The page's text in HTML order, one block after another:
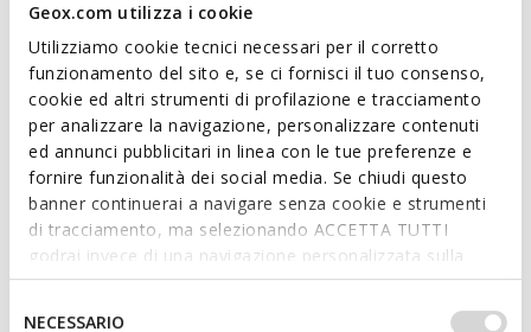
Geox.com utilizza i cookie
Utilizziamo cookie tecnici necessari per il corretto
funzionamento del sito e, se ci fornisci il tuo consenso,
cookie ed altri strumenti di profilazione e tracciamento
per analizzare la navigazione, personalizzare contenuti
ed annunci pubblicitari in linea con le tue preferenze e
fornire funzionalità dei social media. Se chiudi questo
banner continuerai a navigare senza cookie e strumenti
di tracciamento, ma selezionando ACCETTA TUTTI
godrai invece di una navigazione personalizzata sulla
base dei tuoi gusti ed interessi. Selezionando
IMPOSTAZIONI potrai anche scegliere quali cookies ed
NECESSARIO
présente une empeigne en cuir lisse et une ligne effilée qui en
rehausse l'élégance. Léger et respirant, Iacopo complète
avec classe les tenues de bureau et les occasions spéciales.
CODE PRODUIT:U659GB00043C9999
Caractéristiques
En achetant ce produit, vous soutenez les
tanneries certifiées Leather Working Group